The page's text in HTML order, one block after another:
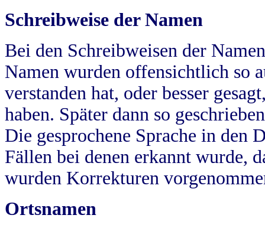
Schreibweise der Namen
Bei den Schreibweisen der
Namen wurden offensichtlich so
verstanden hat, oder besser
haben. Später dann so
Die gesprochene Sprache in
Fällen bei denen erkannt wurde,
wurden Korrekturen
Ortsnamen